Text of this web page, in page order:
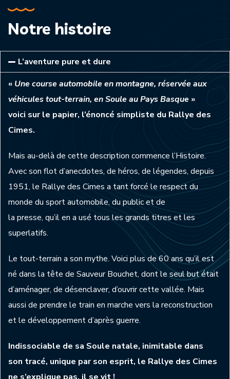
Notre histoire
L’aventure pure et dure
« Une course automobile en montagne, réservée aux
véhicules tout-terrain, en Soule au Pays Basque »
voici sur le papier, l’énoncé simpliste du Rallye des
Cimes.
Mais au-delà de cette description commence l’Histoire.
Avec son flot d’anecdotes, de héros, de légendes, depuis
1951, le Rallye des Cimes a tant forcé le respect du
monde du sport automobile, du public et de
la presse, qu’il en a usé tous les grands titres et les
superlatifs.
Le tout-terrain a son mythe. Voici plus de 60 ans qu’il est
né dans la tête de Sauveur Bouchet, dont le seul but était
d’aménager, de désenclaver, d’ouvrir cette vallée. Mais
aussi de prendre le train en marche vers la reconstruction
et le développement d’après guerre.
Indissociable de sa Soule natale, inimitable dans
son tracé, unique par son esprit, le Rallye des Cimes